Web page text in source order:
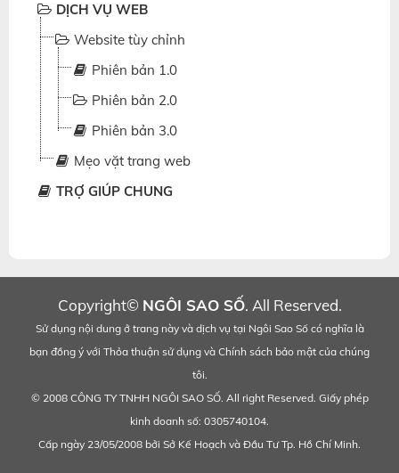
DỊCH VỤ WEB
Website tùy chỉnh
Phiên bản 1.0
Phiên bản 2.0
Phiên bản 3.0
Mẹo vặt trang web
TRỢ GIÚP CHUNG
Copyright© NGÔI SAO SỐ. All Reserved.
Sử dụng nội dung ở trang này và dịch vụ tại Ngôi Sao Số có nghĩa là
bạn đồng ý với Thỏa thuận sử dụng và Chính sách bảo mật của chúng
tôi.
© 2008 CÔNG TY TNHH NGÔI SAO SỐ. All right Reserved. Giấy phép
kinh doanh số: 0305740104.
Cấp ngày 23/05/2008 bởi Sở Kế Hoạch và Đầu Tư Tp. Hồ Chí Minh.